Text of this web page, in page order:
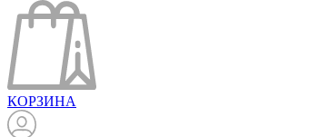
КОРЗИНА